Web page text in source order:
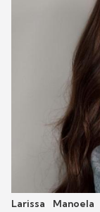
Larissa Manoela